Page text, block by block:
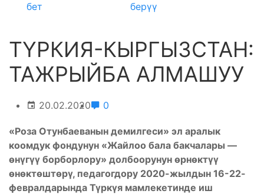
бет
берүү
ТҮРКИЯ-КЫРГЫЗСТАН:
ТАЖРЫЙБА АЛМАШУУ
20.02.2020 0
«Роза Отунбаеванын демилгеси» эл аралык
коомдук фондунун «Жайлоо бала бакчалары —
өнүгүү борборлору» долбоорунун өрнөктүү
өнөктөштөрү, педагогдору 2020-жылдын 16-22-
февралдарында Түркүя мамлекетинде иш